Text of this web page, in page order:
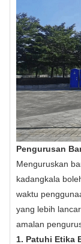
Pengurusan
Menguruskan
kadangkala
waktu
yang lebih
amalan
1. Patuhi Etika